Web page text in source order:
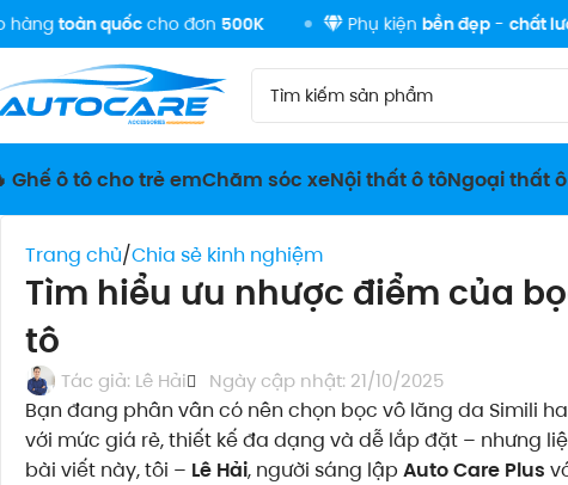
quốccho đơn 500K Phụ kiện bền đẹp-chất lượng
Ghế ô tô cho trẻ emChăm sóc xeNội thất ô tôNgoại thất
Trang chủ Chia sẻ kinh nghiệm
Tìm hiểu ưu nhược điểm của
tô
Tác giả: Lê Hải Ngày cập nhật: 21/10/2025
Bạn đang phân vân có nên chọn bọc vô lăng da Simili
với mức giá rẻ, thiết kế đa dạng và dễ lắp đặt – nhưng
bài viết này, tôi – Lê Hải, người sáng lập Auto Care Plus